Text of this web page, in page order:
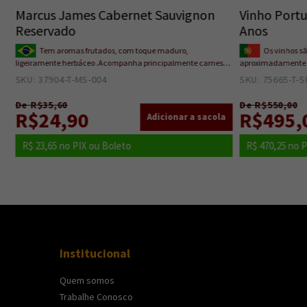
Marcus James Cabernet Sauvignon
Reservado
Tem aromas frutados, com toque maduro,
ligeiramente herbáceo .Acompanha principalmente carnes
vermelhas, como picanha grelhada. Algumas outras
SKU: 37904-T-MS-004
De R$35,60
R$24,90
R$ 23,65 no PIX ou Boleto
Vinho
Anos
Os vinhos
aproximadamente
de 10 anos.
aloirado
SKU: 75665-T-
De R$550,00
R$ 470,25 no
Institucional
Quem somos
Trabalhe Conosco